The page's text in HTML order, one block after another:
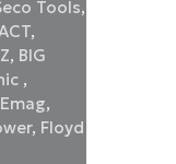
Tools,
,
, BIG
,
Emag,
, Floyd